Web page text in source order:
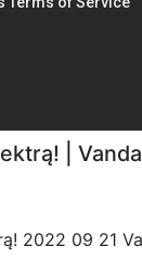
|
2022 09 21